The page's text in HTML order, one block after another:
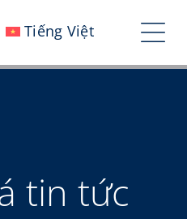
Tiếng Việt
tin tức